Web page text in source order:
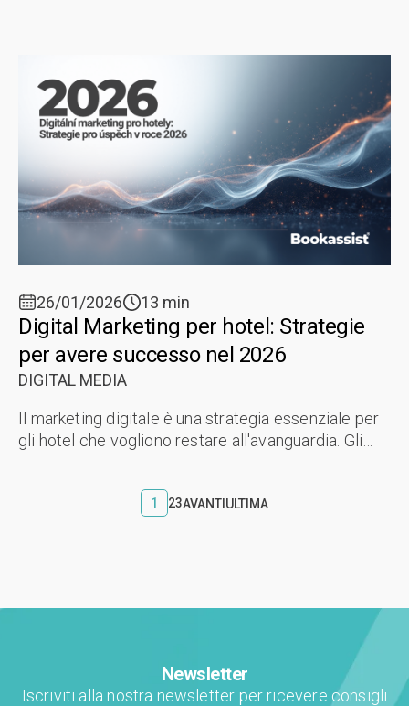
26/01/2026 13 min
Digital Marketing per hotel: Strategie
per avere successo nel 2026
DIGITAL MEDIA
Il marketing digitale è una strategia essenziale per
gli hotel che vogliono restare all'avanguardia. Gli
1 23AVANTIULTIMA
Newsletter
Iscriviti alla nostra newsletter per ricevere consigli